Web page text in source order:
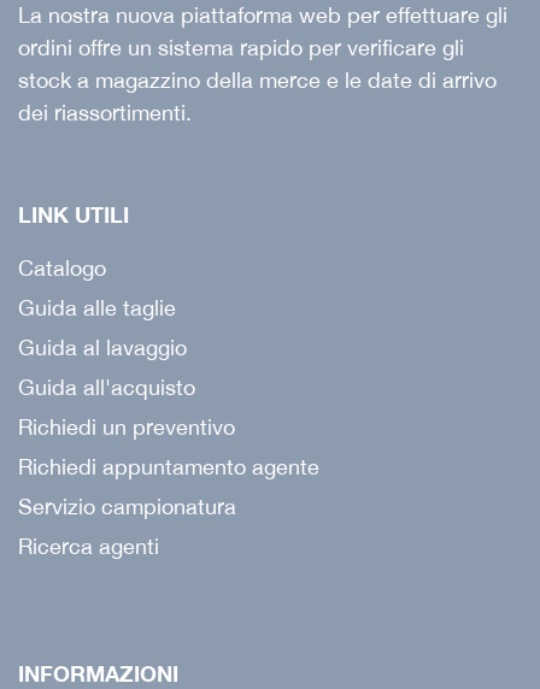
La nostra nuova piattaforma web per effettuare gli
ordini offre un sistema rapido per verificare gli
stock a magazzino della merce e le date di arrivo
dei riassortimenti.
LINK UTILI
Catalogo
Guida alle taglie
Guida al lavaggio
Guida all'acquisto
Richiedi un preventivo
Richiedi appuntamento agente
Servizio campionatura
Ricerca agenti
INFORMAZIONI